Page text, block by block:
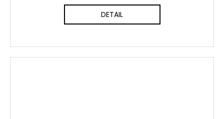
DETAIL